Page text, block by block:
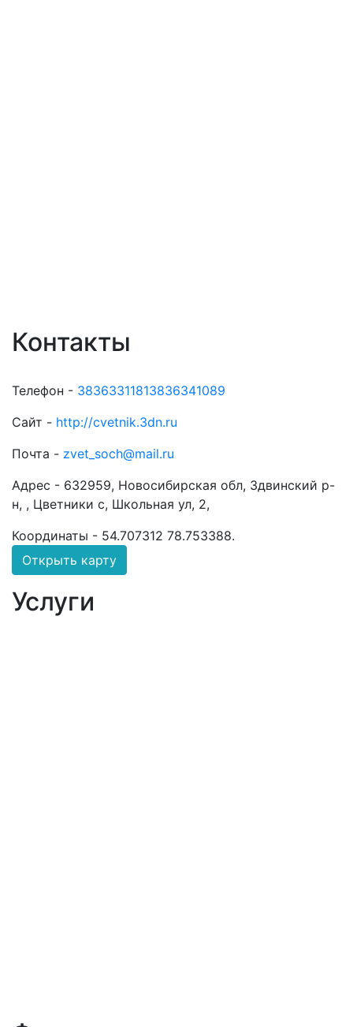
Контакты
Телефон - 38363311813836341089
Сайт - http://cvetnik.3dn.ru
Почта - zvet_soch@mail.ru
Адрес - 632959, Новосибирская обл, Здвинский р-
н, , Цветники с, Школьная ул, 2,
Координаты - 54.707312 78.753388.
Открыть карту
Услуги